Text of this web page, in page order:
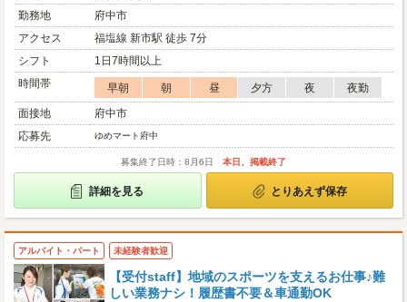
勤務地
府中市
アクセス
福塩線 新市駅 徒歩 7分
シフト
1日7時間以上
時間帯
早朝 朝 昼 夕方 夜
夜勤
面接地
府中市
応募先
ゆめマート府中
募集終了日時：8月6日 本日、掲載終了
詳細を見る とりあえず保存
アルバイト・パート 未経験者歓迎
【受付staff】地域のスポーツを支えるお仕事♪難
しい業務ナシ！履歴書不要＆車通勤OK